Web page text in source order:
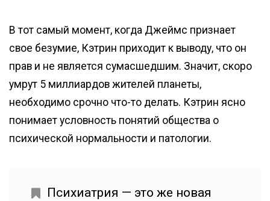
В тот самый момент, когда Джеймс признает
свое безумие, Кэтрин приходит к выводу, что он
прав и не является сумасшедшим. Значит, скоро
умрут 5 миллиардов жителей планеты,
необходимо срочно что-то делать. Кэтрин ясно
понимает условность понятий общества о
психической нормальности и патологии.
Психиатрия — это же новая